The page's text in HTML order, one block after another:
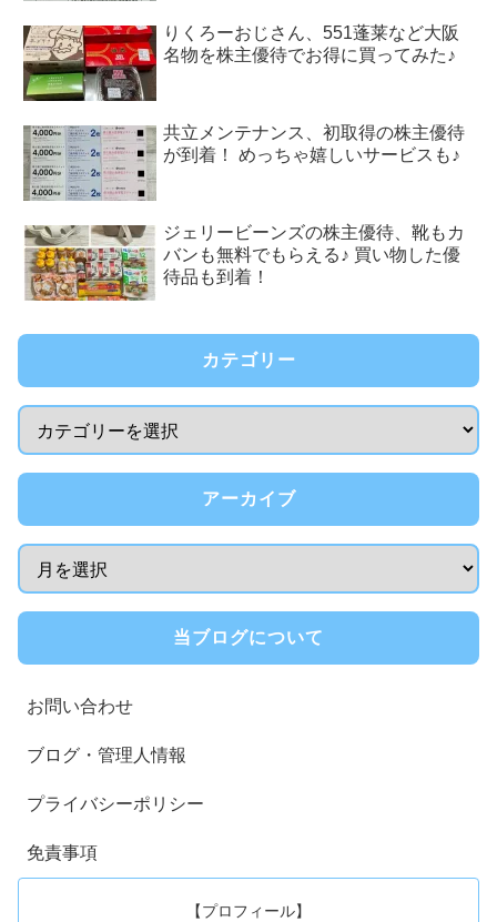
りくろーおじさん、551蓬莱など大阪
名物を株主優待でお得に買ってみた♪
共立メンテナンス、初取得の株主優待
が到着！ めっちゃ嬉しいサービスも♪
ジェリービーンズの株主優待、靴もカ
バンも無料でもらえる♪ 買い物した優
待品も到着！
カテゴリー
アーカイブ
当ブログについて
お問い合わせ
ブログ・管理人情報
プライバシーポリシー
免責事項
【プロフィール】